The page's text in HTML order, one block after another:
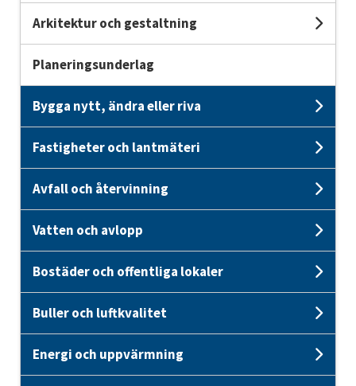
Arkitektur och gestaltning
Planeringsunderlag
Bygga nytt, ändra eller riva
Fastigheter och lantmäteri
Avfall och återvinning
Vatten och avlopp
Bostäder och offentliga lokaler
Buller och luftkvalitet
Energi och uppvärmning